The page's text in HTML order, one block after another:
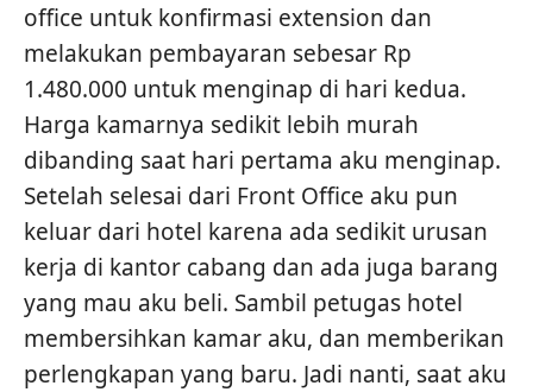
office untuk konfirmasi extension dan
melakukan pembayaran sebesar Rp
1.480.000 untuk menginap di hari kedua.
Harga kamarnya sedikit lebih murah
dibanding saat hari pertama aku menginap.
Setelah selesai dari Front Office aku pun
keluar dari hotel karena ada sedikit urusan
kerja di kantor cabang dan ada juga barang
yang mau aku beli. Sambil petugas hotel
membersihkan kamar aku, dan memberikan
perlengkapan yang baru. Jadi nanti, saat aku